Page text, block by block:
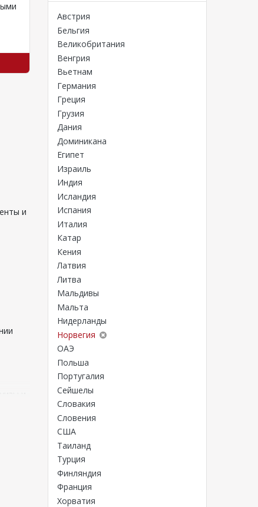
Израиль едут, чтобы посетить
известные на весь мир
достопримечательности и
побывать в святых местах, где…
и
и
Австрия
Бельгия
Великобритания
Венгрия
Вьетнам
Германия
Греция
Грузия
Дания
Доминикана
Египет
Израиль
Индия
Исландия
Испания
Италия
Катар
Кения
Латвия
Литва
Мальдивы
Мальта
Нидерланды
Норвегия
ОАЭ
Польша
Португалия
Сейшелы
Словакия
Словения
США
Таиланд
Турция
Финляндия
Франция
Хорватия